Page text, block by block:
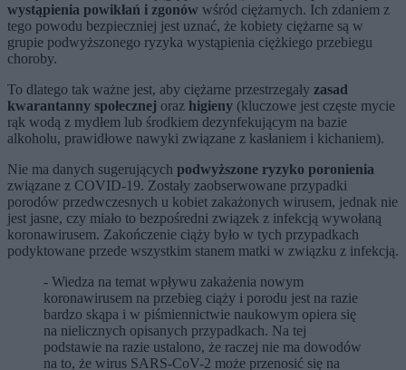
wystąpienia powikłań i zgonów wśród ciężarnych. Ich zdaniem z
tego powodu bezpieczniej jest uznać, że kobiety ciężarne są w
grupie podwyższonego ryzyka wystąpienia ciężkiego przebiegu
choroby.
To dlatego tak ważne jest, aby ciężarne przestrzegały zasad
kwarantanny społecznej oraz higieny (kluczowe jest częste mycie
rąk wodą z mydłem lub środkiem dezynfekującym na bazie
alkoholu, prawidłowe nawyki związane z kasłaniem i kichaniem).
Nie ma danych sugerujących podwyższone ryzyko poronienia
związane z COVID-19. Zostały zaobserwowane przypadki
porodów przedwczesnych u kobiet zakażonych wirusem, jednak nie
jest jasne, czy miało to bezpośredni związek z infekcją wywołaną
koronawirusem. Zakończenie ciąży było w tych przypadkach
podyktowane przede wszystkim stanem matki w związku z infekcją.
- Wiedza na temat wpływu zakażenia nowym
koronawirusem na przebieg ciąży i porodu jest na razie
bardzo skąpa i w piśmiennictwie naukowym opiera się
na nielicznych opisanych przypadkach. Na tej
podstawie na razie ustalono, że raczej nie ma dowodów
na to, że wirus SARS-CoV-2 może przenosić się na